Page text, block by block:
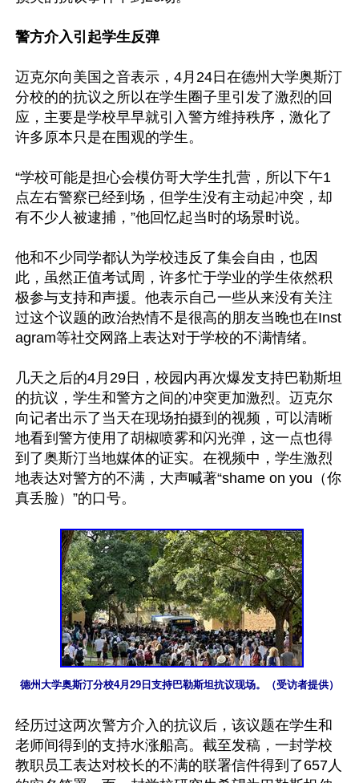
警方介入引起学生反弹
迈克尔向美国之音表示，4月24日在德州大学奥斯汀
分校的的抗议之所以在学生圈子里引发了激烈的回
应，主要是学校早早就引入警方维持秩序，激化了
许多原本只是在围观的学生。
“学校可能是担心会模仿哥大学生扎营，所以下午1
点左右警察已经到场，但学生没有主动起冲突，却
有不少人被逮捕，”他回忆起当时的场景时说。
他和不少同学都认为学校违反了集会自由，也因
此，虽然正值考试周，许多忙于学业的学生依然积
极参与支持和声援。他表示自己一些从来没有关注
过这个议题的政治热情不是很高的朋友当晚也在Inst
agram等社交网路上表达对于学校的不满情绪。
几天之后的4月29日，校园内再次爆发支持巴勒斯坦
的抗议，学生和警方之间的冲突更加激烈。迈克尔
向记者出示了当天在现场拍摄到的视频，可以清晰
地看到警方使用了胡椒喷雾和闪光弹，这一点也得
到了奥斯汀当地媒体的证实。在视频中，学生激烈
地表达对警方的不满，大声喊著“shame on you（你
真丢脸）”的口号。
经历过这两次警方介入的抗议后，该议题在学生和
老师间得到的支持水涨船高。截至发稿，一封学校
教职员工表达对校长的不满的联署信件得到了657人